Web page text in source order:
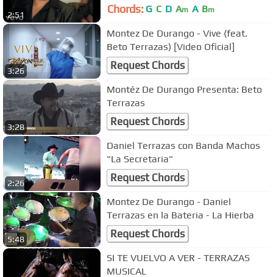
2:51 Chords: G C D Am A Bm
3:26
Montez De Durango - Vive (feat.
Beto Terrazas) [Video Oficial]
Request Chords
3:28
Montéz De Durango Presenta: Beto
Terrazas
Request Chords
2:26
Daniel Terrazas con Banda Machos
"La Secretaria"
Request Chords
5:48
Montez De Durango - Daniel
Terrazas en la Bateria - La Hierba
Request Chords
SI TE VUELVO A VER - TERRAZAS
MUSICAL